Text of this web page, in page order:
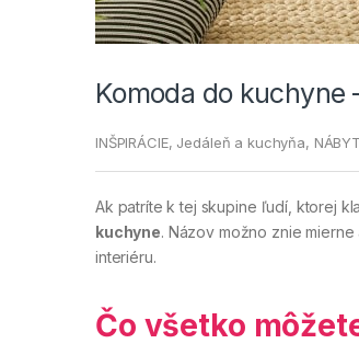
Komoda do kuchyne
INŠPIRÁCIE, Jedáleň a kuchyňa,
Ak patríte k tej skupine ľudí, ktorej
kuchyne. Názov možno znie
interiéru.
Čo všetko